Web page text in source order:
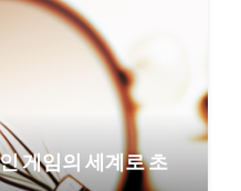
게임의 세계로 초